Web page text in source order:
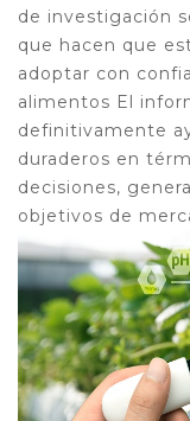
de investigación
que hacen que
adoptar con
alimentos El
definitivamente
duraderos en
decisiones,
objetivos de